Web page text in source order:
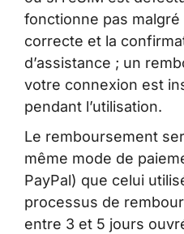
fonctionne pas
correcte et la
d’assistance ; un
votre connexion est
pendant l’utilisation.
Le remboursement
même mode de
PayPal) que celui
processus de
entre 3 et 5 jours